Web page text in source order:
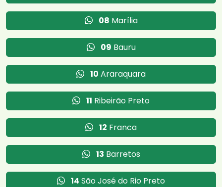
08 Marília
09 Bauru
10 Araraquara
11 Ribeirão Preto
12 Franca
13 Barretos
14 São José do Rio Preto